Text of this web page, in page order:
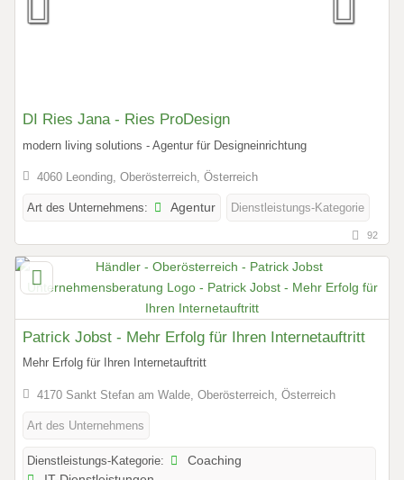
DI Ries Jana - Ries ProDesign
modern living solutions - Agentur für Designeinrichtung
4060 Leonding, Oberösterreich, Österreich
Art des Unternehmens: Agentur Dienstleistungs-Kategorie
92
Patrick Jobst - Mehr Erfolg für Ihren Internetauftritt
Mehr Erfolg für Ihren Internetauftritt
4170 Sankt Stefan am Walde, Oberösterreich, Österreich
Art des Unternehmens
Dienstleistungs-Kategorie:
Coaching